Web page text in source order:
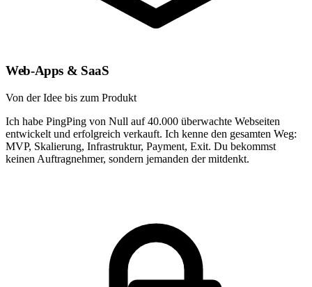
Web-Apps & SaaS
Von der Idee bis zum Produkt
Ich habe PingPing von Null auf 40.000 überwachte Webseiten
entwickelt und erfolgreich verkauft. Ich kenne den gesamten Weg:
MVP, Skalierung, Infrastruktur, Payment, Exit. Du bekommst
keinen Auftragnehmer, sondern jemanden der mitdenkt.